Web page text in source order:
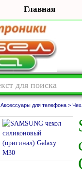
Главная
Аксессуары для телефона >